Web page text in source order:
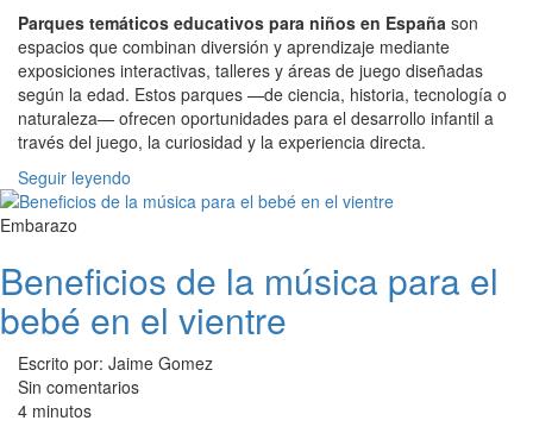
Parques temáticos educativos para niños en España son
espacios que combinan diversión y aprendizaje mediante
exposiciones interactivas, talleres y áreas de juego diseñadas
según la edad. Estos parques —de ciencia, historia, tecnología o
naturaleza— ofrecen oportunidades para el desarrollo infantil a
través del juego, la curiosidad y la experiencia directa.
Seguir leyendo
Embarazo
Beneficios de la música para el
bebé en el vientre
Escrito por: Jaime Gomez
Sin comentarios
4 minutos